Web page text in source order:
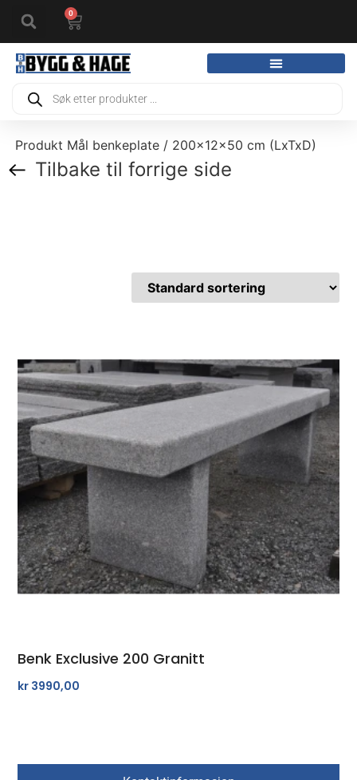
0
Produkt Mål benkeplate / 200x12x50 cm (LxTxD)
Tilbake til forrige side
Benk Exclusive 200 Granitt
kr 3990,00